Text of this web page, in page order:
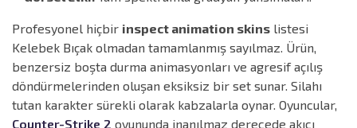
Profesyonel hiçbir inspect animation skins listesi
Kelebek Bıçak olmadan tamamlanmış sayılmaz. Ürün,
benzersiz boşta durma animasyonları ve agresif açılış
döndürmelerinden oluşan eksiksiz bir set sunar. Silahı
tutan karakter sürekli olarak kabzalarla oynar. Oyuncular,
Counter-Strike 2 oyununda inanılmaz derecede akıcı